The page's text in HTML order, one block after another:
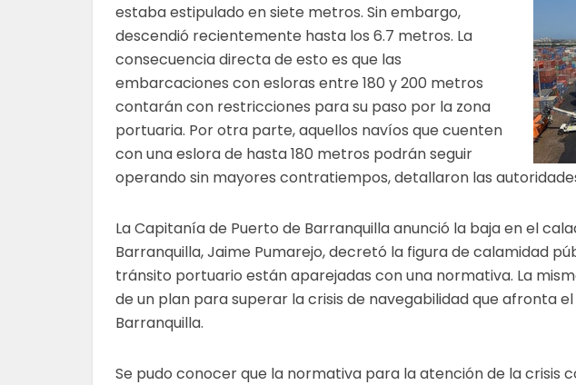
estaba estipulado en siete metros. Sin embargo,
descendió recientemente hasta los 6.7 metros. La
consecuencia directa de esto es que las
embarcaciones con esloras entre 180 y 200 metros
contarán con restricciones para su paso por la zona
portuaria. Por otra parte, aquellos navíos que cuenten
con una eslora de hasta 180 metros podrán seguir
operando sin mayores contratiempos, detallaron las
La Capitanía de Puerto de Barranquilla anunció la baja en el
Barranquilla, Jaime Pumarejo, decretó la figura de calamidad
tránsito portuario están aparejadas con una normativa. La
de un plan para superar la crisis de navegabilidad que afronta
Barranquilla.
Se pudo conocer que la normativa para la atención de la crisis